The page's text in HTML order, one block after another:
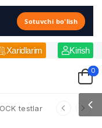
Sotuvchi bo'lish
Xaridlarim Kirish
0
testlar